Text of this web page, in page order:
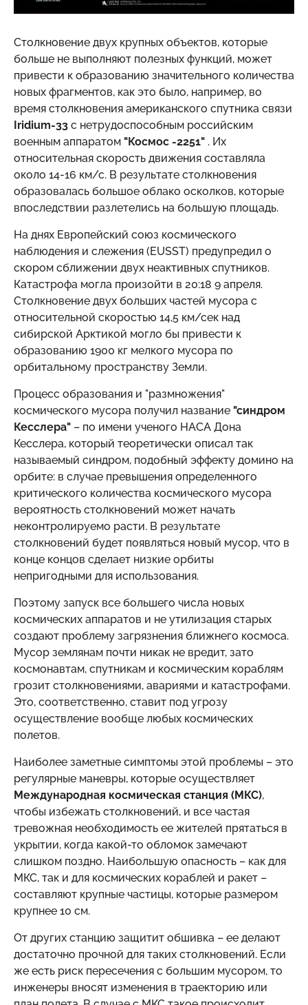
Столкновение двух крупных объектов, которые
больше не выполняют полезных функций, может
привести к образованию значительного количества
новых фрагментов, как это было, например, во
время столкновения американского спутника связи
Iridium-33 с нетрудоспособным российским
военным аппаратом "Космос -2251" . Их
относительная скорость движения составляла
около 14-16 км/с. В результате столкновения
образовалась большое облако осколков, которые
впоследствии разлетелись на большую площадь.
На днях Европейский союз космического
наблюдения и слежения (EUSST) предупредил о
скором сближении двух неактивных спутников.
Катастрофа могла произойти в 20:18 9 апреля.
Столкновение двух больших частей мусора с
относительной скоростью 14,5 км/сек над
сибирской Арктикой могло бы привести к
образованию 1900 кг мелкого мусора по
орбитальному пространству Земли.
Процесс образования и "размножения"
космического мусора получил название "синдром
Кесслера" – по имени ученого НАСА Дона
Кесслера, который теоретически описал так
называемый синдром, подобный эффекту домино на
орбите: в случае превышения определенного
критического количества космического мусора
вероятность столкновений может начать
неконтролируемо расти. В результате
столкновений будет появляться новый мусор, что в
конце концов сделает низкие орбиты
непригодными для использования.
Поэтому запуск все большего числа новых
космических аппаратов и не утилизация старых
создают проблему загрязнения ближнего космоса.
Мусор землянам почти никак не вредит, зато
космонавтам, спутникам и космическим кораблям
грозит столкновениями, авариями и катастрофами.
Это, соответственно, ставит под угрозу
осуществление вообще любых космических
полетов.
Наиболее заметные симптомы этой проблемы – это
регулярные маневры, которые осуществляет
Международная космическая станция (МКС),
чтобы избежать столкновений, и все частая
тревожная необходимость ее жителей прятаться в
укрытии, когда какой-то обломок замечают
слишком поздно. Наибольшую опасность – как для
МКС, так и для космических кораблей и ракет –
составляют крупные частицы, которые размером
крупнее 10 см.
От других станцию ​​защитит обшивка – ее делают
достаточно прочной для таких столкновений. Если
же есть риск пересечения с большим мусором, то
инженеры вносят изменения в траекторию или